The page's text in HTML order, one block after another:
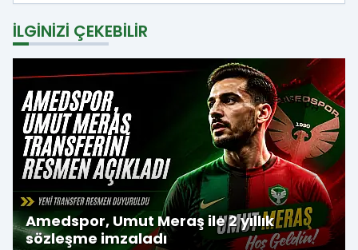
İLGINIZI ÇEKEBILIR
Amedspor, Umut Meraş ile 2 yıllık
sözleşme imzaladı